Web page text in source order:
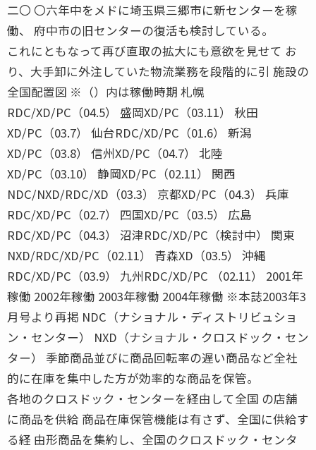
二〇 〇六年中をメドに埼玉県三郷市に新センターを稼
働、 府中市の旧センターの復活も検討している。
これにともなって再び直取の拡大にも意欲を見せて お
り、大手卸に外注していた物流業務を段階的に引 施設の
全国配置図 ※（）内は稼働時期 札幌
RDC/XD/PC（04.5） 盛岡XD/PC（03.11） 秋田
XD/PC（03.7） 仙台RDC/XD/PC（01.6） 新潟
XD/PC（03.8） 信州XD/PC（04.7） 北陸
XD/PC（03.10） 静岡XD/PC（02.11） 関西
NDC/NXD/RDC/XD（03.3） 京都XD/PC（04.3） 兵庫
RDC/XD/PC（02.7） 四国XD/PC（03.5） 広島
RDC/XD/PC（04.3） 沼津RDC/XD/PC（検討中） 関東
NXD/RDC/XD/PC（02.11） 青森XD（03.5） 沖縄
RDC/XD/PC（03.9） 九州RDC/XD/PC （02.11） 2001年
稼働 2002年稼働 2003年稼働 2004年稼働 ※本誌2003年3
月号より再掲 NDC（ナショナル・ディストリビュショ
ン・センター） NXD（ナショナル・クロスドック・セン
ター） 季節商品並びに商品回転率の遅い商品など全社
的に在庫を集中した方が効率的な商品を保管。
各地のクロスドック・センターを経由して全国 の店舗
に商品を供給 商品在庫保管機能は有さず、全国に供給す
る経 由形商品を集約し、全国のクロスドック・センタ